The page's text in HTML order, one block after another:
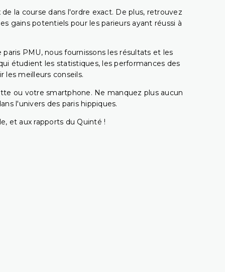
la course dans l'ordre exact. De plus, retrouvez
gains potentiels pour les parieurs ayant réussi à
PMU, nous fournissons les résultats et les
étudient les statistiques, les performances des
les meilleurs conseils.
ou votre smartphone. Ne manquez plus aucun
l'univers des paris hippiques.
et aux rapports du Quinté !